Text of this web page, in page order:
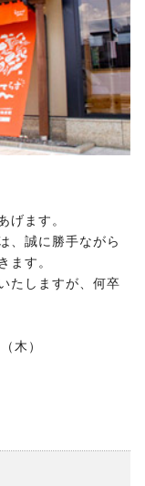
げます。
、誠に勝手ながら
ます。
たしますが、何卒
木）